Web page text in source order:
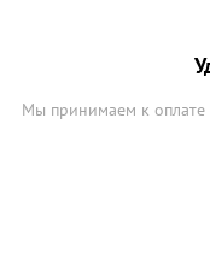
Мы принимаем к оплате